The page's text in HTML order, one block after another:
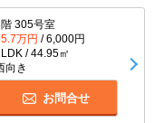
305号室
万円 / 6,000円
/ 44.95㎡
向き
お問合せ